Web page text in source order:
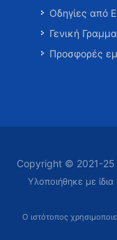
Οδηγίες από
Γενική
Προσφορές
Copyright © 2021-25
Υλοποιήθηκε με
Ο ιστότοπος